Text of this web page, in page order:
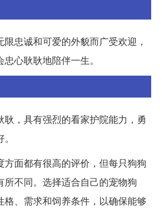
忠诚和可爱的外貌而广受欢迎，
心耿耿地陪伴一生。
耿，具有强烈的看家护院能力，勇
方面都有很高的评价，但每只狗狗
所不同。选择适合自己的宠物狗
格、需求和饲养条件，以确保能够